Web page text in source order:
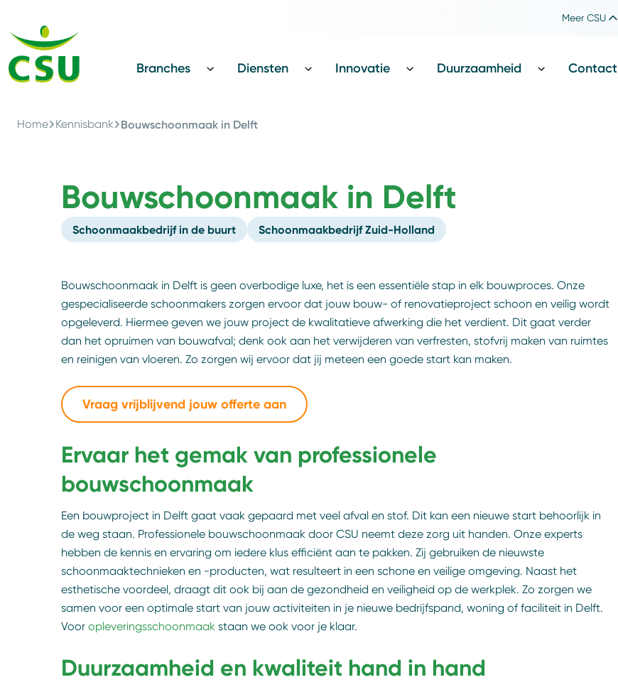
Meer CSU
Branches Diensten Innovatie Duurzaamheid Contact
Home Kennisbank Bouwschoonmaak in Delft
Bouwschoonmaak in Delft
Schoonmaakbedrijf in de buurt Schoonmaakbedrijf Zuid-Holland
Bouwschoonmaak in Delft is geen overbodige luxe, het is een essentiële stap in elk bouwproces. Onze
gespecialiseerde schoonmakers zorgen ervoor dat jouw bouw- of renovatieproject schoon en veilig wordt
opgeleverd. Hiermee geven we jouw project de kwalitatieve afwerking die het verdient. Dit gaat verder
dan het opruimen van bouwafval; denk ook aan het verwijderen van verfresten, stofvrij maken van ruimtes
en reinigen van vloeren. Zo zorgen wij ervoor dat jij meteen een goede start kan maken.
Vraag vrijblijvend jouw offerte aan
Ervaar het gemak van professionele
bouwschoonmaak
Een bouwproject in Delft gaat vaak gepaard met veel afval en stof. Dit kan een nieuwe start behoorlijk in
de weg staan. Professionele bouwschoonmaak door CSU neemt deze zorg uit handen. Onze experts
hebben de kennis en ervaring om iedere klus efficiënt aan te pakken. Zij gebruiken de nieuwste
schoonmaaktechnieken en -producten, wat resulteert in een schone en veilige omgeving. Naast het
esthetische voordeel, draagt dit ook bij aan de gezondheid en veiligheid op de werkplek. Zo zorgen we
samen voor een optimale start van jouw activiteiten in je nieuwe bedrijfspand, woning of faciliteit in Delft.
Voor opleveringsschoonmaak staan we ook voor je klaar.
Duurzaamheid en kwaliteit hand in hand